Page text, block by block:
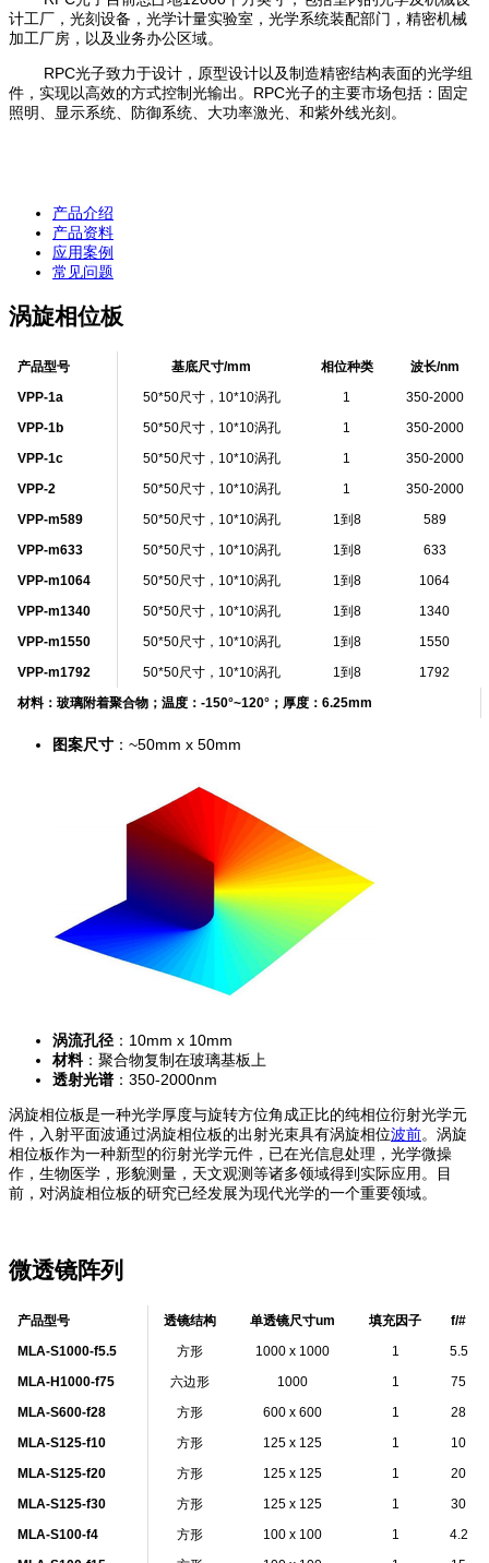
计工厂，光刻设备，光学计量实验室，光学系统装配部门，精密机械
加工厂房，以及业务办公区域。
RPC光子致力于设计，原型设计以及制造精密结构表面的光学组
件，实现以高效的方式控制光输出。RPC光子的主要市场包括：固定
照明、显示系统、防御系统、大功率激光、和紫外线光刻。
产品介绍
产品资料
应用案例
常见问题
涡旋相位板
产品型号 基底尺寸/mm 相位种类
波长/nm
VPP-1a
50*50尺寸，10*10涡孔 1
350-2000
VPP-1b
50*50尺寸，10*10涡孔 1
350-2000
VPP-1c
50*50尺寸，10*10涡孔 1
350-2000
VPP-2
50*50尺寸，10*10涡孔 1
350-2000
VPP-m589
50*50尺寸，10*10涡孔 1到8
589
VPP-m633
50*50尺寸，10*10涡孔 1到8
633
VPP-m1064
50*50尺寸，10*10涡孔 1到8
1064
VPP-m1340
50*50尺寸，10*10涡孔 1到8
1340
VPP-m1550
50*50尺寸，10*10涡孔 1到8
1550
VPP-m1792
50*50尺寸，10*10涡孔 1到8
1792
材料：玻璃附着聚合物；温度：-150°~120°；厚度：6.25mm
图案尺寸 ：~50mm x 50mm
涡流孔径 ：10mm x 10mm
材料：聚合物复制在玻璃基板上
透射光谱：350-2000nm
涡旋相位板是一种光学厚度与旋转方位角成正比的纯相位衍射光学元
件，入射平面波通过涡旋相位板的出射光束具有涡旋相位波前。涡旋
相位板作为一种新型的衍射光学元件，已在光信息处理，光学微操
作，生物医学，形貌测量，天文观测等诸多领域得到实际应用。目
前，对涡旋相位板的研究已经发展为现代光学的一个重要领域。
微透镜阵列
产品型号 透镜结构 单透镜尺寸um 填充因子
f/#
MLA-S1000-f5.5
方形 1000 x 1000 1
5.5
MLA-H1000-f75
六边形 1000 1
75
MLA-S600-f28
方形 600 x 600 1
28
MLA-S125-f10
方形 125 x 125 1
10
MLA-S125-f20
方形 125 x 125 1
20
MLA-S125-f30
方形 125 x 125 1
30
MLA-S100-f4
方形 100 x 100 1
4.2